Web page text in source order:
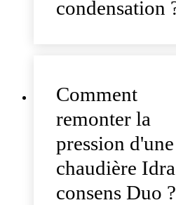
condensation
Comment
remonter la
pression d'une
chaudière Idra
consens Duo ?